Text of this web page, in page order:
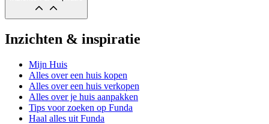
Inzichten & inspiratie
Mijn Huis
Alles over een huis kopen
Alles over een huis verkopen
Alles over je huis aanpakken
Tips voor zoeken op Funda
Haal alles uit Funda